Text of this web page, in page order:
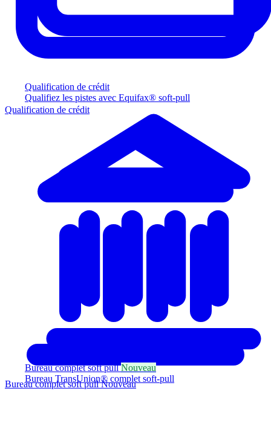
Qualification de crédit
Qualifiez les pistes avec Equifax® soft-pull
Bureau complet soft pullNouveau
Bureau TransUnion® complet soft-pull
Qualification de crédit
Bureau complet soft pullNouveau